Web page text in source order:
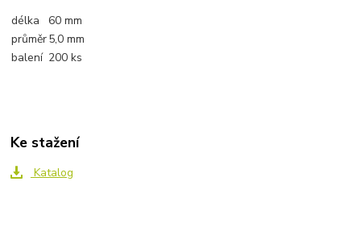
délka
60 mm
průměr5,0 mm
balení 200 ks
Ke stažení
Katalog